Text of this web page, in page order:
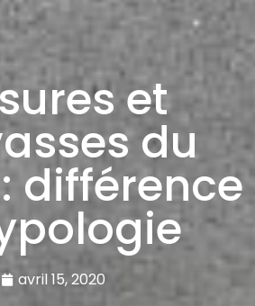
et
du
différence
avril 15, 2020